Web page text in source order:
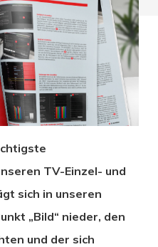
TV-Einzel- und
sich in unseren
„Bild“ nieder, den
und der sich